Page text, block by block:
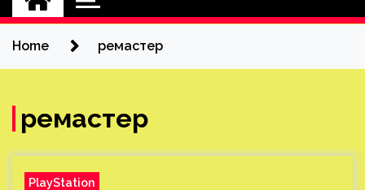
Home ремастер
ремастер
PlayStation